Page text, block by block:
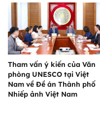
Tham vấn ý kiến của Văn
phòng UNESCO tại Việt
Nam về Đề án Thành phố
Nhiếp ảnh Việt Nam